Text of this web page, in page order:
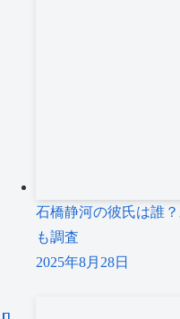
石橋静河の彼氏は誰
も調査
2025年8月28日